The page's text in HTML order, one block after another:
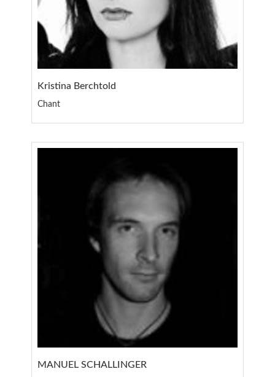
Kristina Berchtold
Chant
MANUEL SCHALLINGER